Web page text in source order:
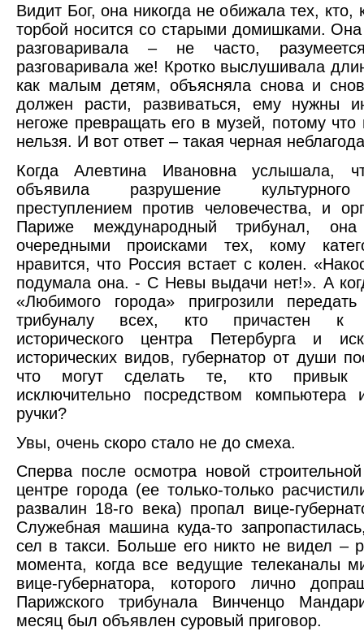
Видит Бог, она никогда не обижала тех, кто,
торбой носится со старыми домишками.
разговаривала – не часто,
разговаривала же! Кротко выслушивала
как малым детям, объясняла снова и
должен расти, развиваться, ему нужны
негоже превращать его в музей, потому что
нельзя. И вот ответ – такая черная
Когда Алевтина Ивановна услышала,
объявила разрушение
преступлением против человечества, и
Париже международный трибунал,
очередными происками тех, кому
нравится, что Россия встает с колен.
подумала она. - С Невы выдачи нет!». А
«Любимого города» пригрозили
трибуналу всех, кто причастен к
исторического центра Петербурга и
исторических видов, губернатор от души
что могут сделать те, кто привык
исключительно посредством компьютера
ручки?
Увы, очень скоро стало не до смеха.
Сперва после осмотра новой
центре города (ее только-только
развалин 18-го века) пропал вице-
Служебная машина куда-то
сел в такси. Больше его никто не видел –
момента, когда все ведущие телеканалы
вице-губернатора, которого лично
Парижского трибунала Винченцо
месяц был объявлен суровый приговор.